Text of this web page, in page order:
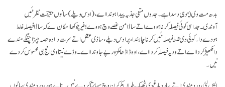
بدھ مت وی ایہو ہی دسدا ہے۔ جدوں منفی جذبہ پیدا ہوندا اے، (اوس ویلے) سانوں حقیقت نظر نئیں
آوندی۔ جد اسی کوئی فیصلہ کرنا ہووے اتے ساڈا من غصے وچ ہووے؛ فیر چوکھا امکان اے کہ ساڈا فیصلہ غلط
ہووے دا۔ کوئی وی غلط فیصلہ نئیں کرنا چاہندا، پر اوس ویلے، ساڈی عقل اتے سرت دا اوہ حصہ جیہڑا چنگے مندے
دا نکھیڑ کردا اے اتے ودیہ فیصلہ کردا اے، اوہ ڈاڈھا کمزور پے جاوندا اے۔ وڈے نیتا وی انج ہی محسوس کردے
نیں۔